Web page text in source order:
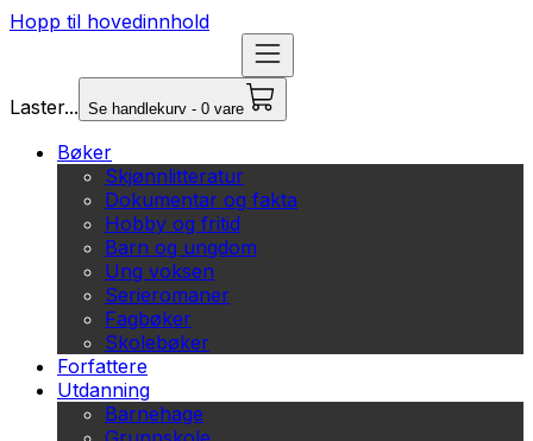
Hopp til hovedinnhold
Laster... Se handlekurv - 0 vare
Bøker
Skjønnlitteratur
Dokumentar og fakta
Hobby og fritid
Barn og ungdom
Ung voksen
Serieromaner
Fagbøker
Skolebøker
Forfattere
Utdanning
Barnehage